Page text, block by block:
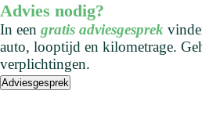
Advies nodig?
In een gratis adviesgesprek
auto, looptijd en kilometrage.
verplichtingen.
Adviesgesprek